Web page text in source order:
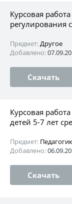
Курсовая
регулирования
Предмет:Другое
Добавлено:
Скачать
Курсовая
детей 5-7 лет
Предмет:
Добавлено:
Скачать